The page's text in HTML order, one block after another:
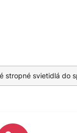
stropné svietidlá do